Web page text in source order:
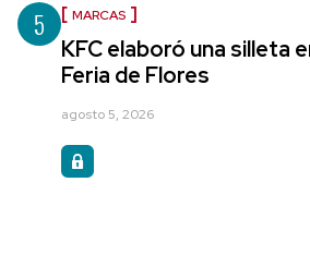
5 MARCAS
KFC elaboró una silleta
Feria de Flores
agosto 5, 2026